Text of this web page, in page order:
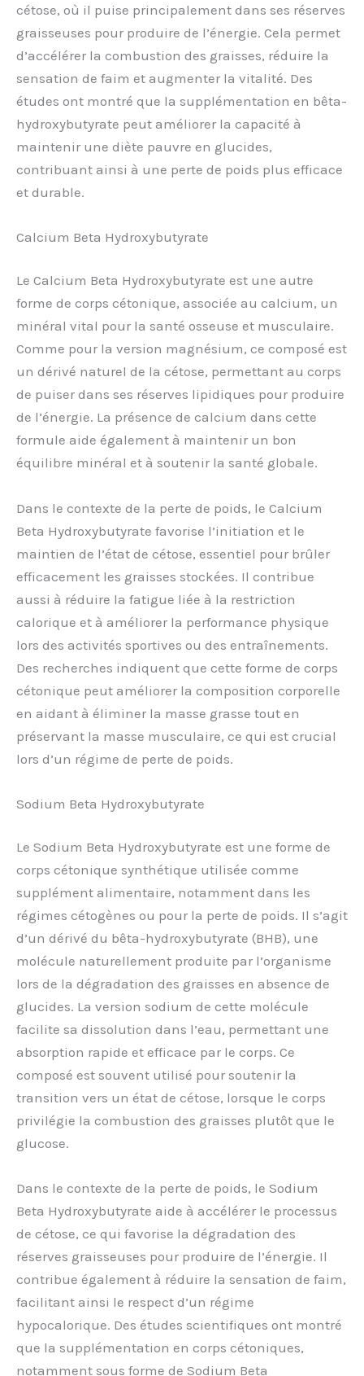
cétose, où il puise principalement dans ses réserves
graisseuses pour produire de l’énergie. Cela permet
d’accélérer la combustion des graisses, réduire la
sensation de faim et augmenter la vitalité. Des
études ont montré que la supplémentation en bêta-
hydroxybutyrate peut améliorer la capacité à
maintenir une diète pauvre en glucides,
contribuant ainsi à une perte de poids plus efficace
et durable.
Calcium Beta Hydroxybutyrate
Le Calcium Beta Hydroxybutyrate est une autre
forme de corps cétonique, associée au calcium, un
minéral vital pour la santé osseuse et musculaire.
Comme pour la version magnésium, ce composé est
un dérivé naturel de la cétose, permettant au corps
de puiser dans ses réserves lipidiques pour produire
de l’énergie. La présence de calcium dans cette
formule aide également à maintenir un bon
équilibre minéral et à soutenir la santé globale.
Dans le contexte de la perte de poids, le Calcium
Beta Hydroxybutyrate favorise l’initiation et le
maintien de l’état de cétose, essentiel pour brûler
efficacement les graisses stockées. Il contribue
aussi à réduire la fatigue liée à la restriction
calorique et à améliorer la performance physique
lors des activités sportives ou des entraînements.
Des recherches indiquent que cette forme de corps
cétonique peut améliorer la composition corporelle
en aidant à éliminer la masse grasse tout en
préservant la masse musculaire, ce qui est crucial
lors d’un régime de perte de poids.
Sodium Beta Hydroxybutyrate
Le Sodium Beta Hydroxybutyrate est une forme de
corps cétonique synthétique utilisée comme
supplément alimentaire, notamment dans les
régimes cétogènes ou pour la perte de poids. Il s’agit
d’un dérivé du bêta-hydroxybutyrate (BHB), une
molécule naturellement produite par l’organisme
lors de la dégradation des graisses en absence de
glucides. La version sodium de cette molécule
facilite sa dissolution dans l’eau, permettant une
absorption rapide et efficace par le corps. Ce
composé est souvent utilisé pour soutenir la
transition vers un état de cétose, lorsque le corps
privilégie la combustion des graisses plutôt que le
glucose.
Dans le contexte de la perte de poids, le Sodium
Beta Hydroxybutyrate aide à accélérer le processus
de cétose, ce qui favorise la dégradation des
réserves graisseuses pour produire de l’énergie. Il
contribue également à réduire la sensation de faim,
facilitant ainsi le respect d’un régime
hypocalorique. Des études scientifiques ont montré
que la supplémentation en corps cétoniques,
notamment sous forme de Sodium Beta